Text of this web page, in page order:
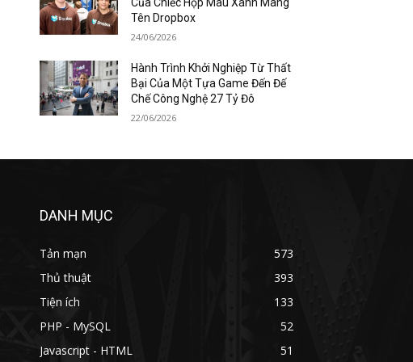
Tên Dropbox
24/06/2026
Hành Trình Khởi Nghiệp Từ Thất
Bại Của Một Tựa Game Đến Đế
Chế Công Nghệ 27 Tỷ Đô
22/06/2026
DANH MỤC
Tản mạn
573
Thủ thuật
393
Tiện ích
133
PHP - MySQL
52
Javascript - HTML
51